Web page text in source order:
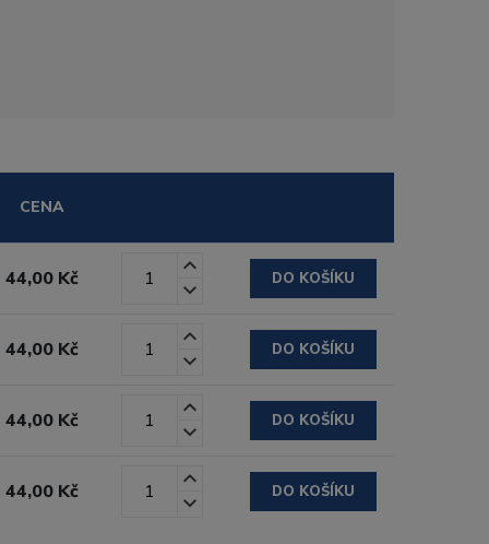
CENA
44,00 Kč DO KOŠÍKU
44,00 Kč DO KOŠÍKU
44,00 Kč DO KOŠÍKU
44,00 Kč DO KOŠÍKU